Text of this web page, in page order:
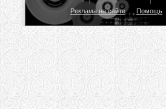
Реклама на сайте Помощь